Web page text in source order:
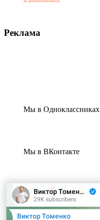
Реклама
Мы в Одноклассниках
Мы в ВКонтакте